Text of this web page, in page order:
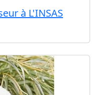
à L'INSAS